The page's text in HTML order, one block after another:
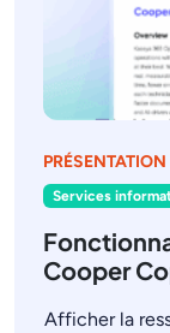
Services
Cooper
Afficher la